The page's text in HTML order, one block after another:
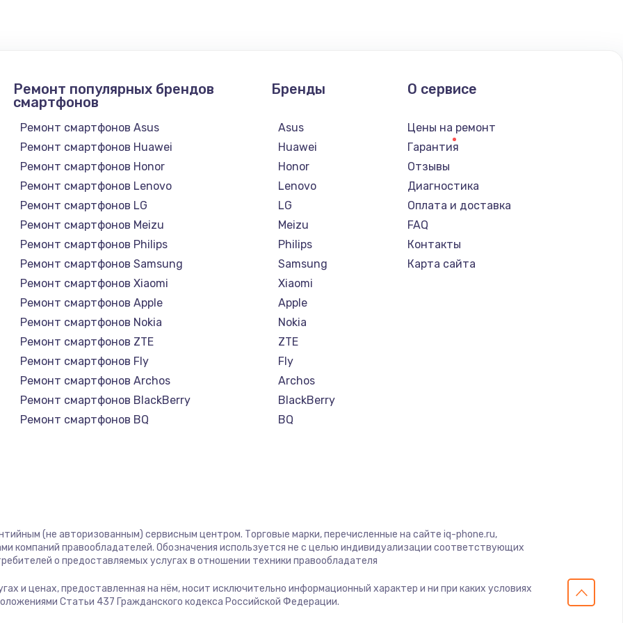
270 руб. Заказать
417 руб. Заказать
Ремонт популярных брендов
смартфонов
Ремонт смартфонов Asus
Ремонт смартфонов Huawei
Ремонт смартфонов Honor
Ремонт смартфонов Lenovo
Ремонт смартфонов LG
Ремонт смартфонов Meizu
Ремонт смартфонов Philips
Ремонт смартфонов Samsung
Ремонт смартфонов Xiaomi
Ремонт смартфонов Apple
Ремонт смартфонов Nokia
Ремонт смартфонов ZTE
Ремонт смартфонов Fly
Ремонт смартфонов Archos
Ремонт смартфонов BlackBerry
Ремонт смартфонов BQ
Ремонт смартфонов Kyocera
Ремонт смартфонов LeEco
Ремонт смартфонов Motorola
Бренды
Asus
Huawei
Honor
Lenovo
LG
Meizu
Philips
Samsung
Xiaomi
Apple
Nokia
ZTE
Fly
Archos
BlackBerry
BQ
Kyocera
LeEco
Motorola
О сервисе
Цены на ремонт
Гарантия
Отзывы
Диагностика
Оплата и доставка
FAQ
Контакты
Карта сайта
(не авторизованным) сервисным центром. Торговые марки, перечисленные на сайте iq-phone.ru,
компаний правообладателей. Обозначения используется не с целью индивидуализации соответствующих
о предоставляемых услугах в отношении техники правообладателя
и ценах, предоставленная на нём, носит исключительно информационный характер и ни при каких условиях
Статьи 437 Гражданского кодекса Российской Федерации.